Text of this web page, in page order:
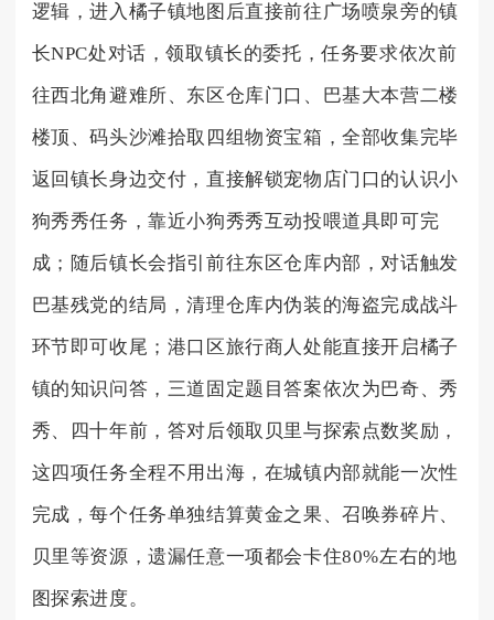
逻辑，进入橘子镇地图后直接前往广场喷泉旁的镇
长NPC处对话，领取镇长的委托，任务要求依次前
往西北角避难所、东区仓库门口、巴基大本营二楼
楼顶、码头沙滩拾取四组物资宝箱，全部收集完毕
返回镇长身边交付，直接解锁宠物店门口的认识小
狗秀秀任务，靠近小狗秀秀互动投喂道具即可完
成；随后镇长会指引前往东区仓库内部，对话触发
巴基残党的结局，清理仓库内伪装的海盗完成战斗
环节即可收尾；港口区旅行商人处能直接开启橘子
镇的知识问答，三道固定题目答案依次为巴奇、秀
秀、四十年前，答对后领取贝里与探索点数奖励，
这四项任务全程不用出海，在城镇内部就能一次性
完成，每个任务单独结算黄金之果、召唤券碎片、
贝里等资源，遗漏任意一项都会卡住80%左右的地
图探索进度。